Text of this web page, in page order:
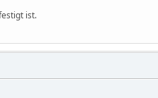
ist.